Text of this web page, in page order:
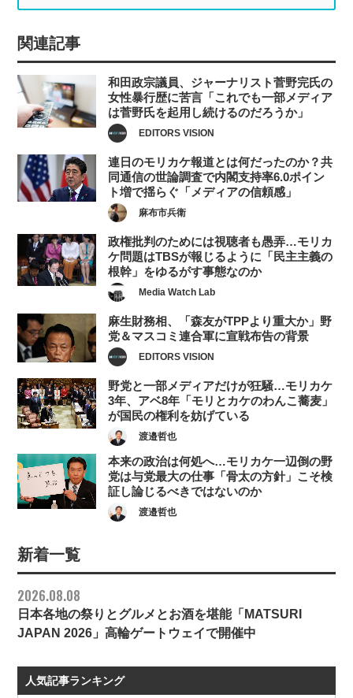
関連記事
和田政宗議員、ジャーナリスト菅野完氏の
女性暴行歴に苦言「これでも一部メディア
は菅野氏を起用し続けるのだろうか」
EDITORS VISION
連日のモリカケ報道とは何だったのか？共
同通信の世論調査で内閣支持率6.0ポイン
ト増で揺らぐ「メディアの信頼感」
麻布市兵衛
政権批判のためには視聴者も愚弄…モリカ
ケ問題はTBSが報じるように「民主主義の
根幹」をゆるがす事態なのか
Media Watch Lab
麻生財務相、「森友がTPPより重大か」野
党＆マスコミ連合軍に宣戦布告の背景
EDITORS VISION
野党と一部メディアだけが狂騒…モリカケ
3年、アベ8年「モリとカケのわんこ蕎麦」
が国民の権利を妨げている
渡邉哲也
本来の政治は何処へ…モリカケ一辺倒の野
党は与党最大の仕事「骨太の方針」こそ検
証し論じるべきではないのか
渡邉哲也
新着一覧
2026.08.08
日本各地の祭りとグルメとお酒を堪能「MATSURI
JAPAN 2026」高輪ゲートウェイで開催中
人気記事ランキング